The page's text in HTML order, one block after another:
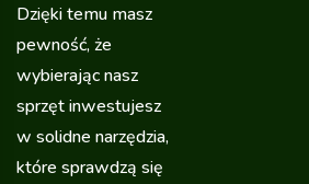
Dzięki temu masz
pewność, że
wybierając nasz
sprzęt inwestujesz
w solidne narzędzia,
które sprawdzą się